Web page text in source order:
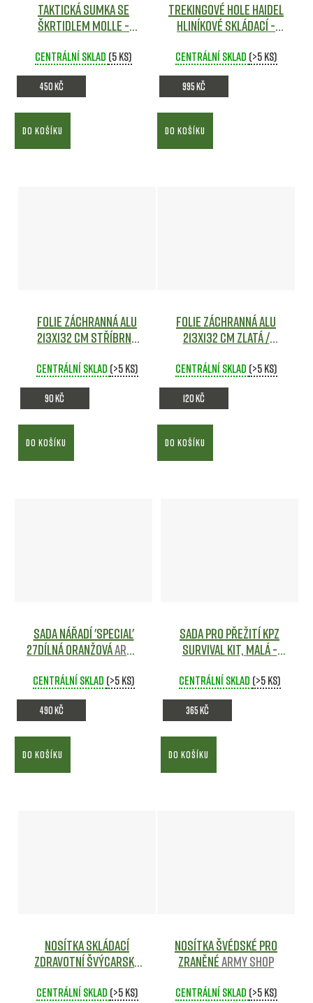
Taktická Sumka se
Škrtidlem MOLLE -
Army shop
Centrální sklad (5 ks)
450 Kč
DO KOŠÍKU
Trekingové hole Haidel
hliníkové skládací -
Centrální sklad (>5 ks)
995 Kč
DO KOŠÍKU
Folie záchranná Alu
213x132 cm STŘÍBRNÁ
Centrální sklad (>5 ks)
90 Kč
DO KOŠÍKU
Folie záchranná Alu
213x132 cm ZLATÁ /
Centrální sklad (>5 ks)
120 Kč
DO KOŠÍKU
Sada nářadí 'SPECIAL'
27dílná ORANŽOVÁArmy
Centrální sklad (>5 ks)
490 Kč
DO KOŠÍKU
Sada pro přežití KPZ
Survival kit, malá -
Centrální sklad (>5 ks)
365 Kč
DO KOŠÍKU
Nosítka skládací
zdravotní ŠVÝCARSKÉ
shop
Centrální sklad (>5 ks)
Nosítka ŠVÉDSKÉ pro
zraněnéArmy shop
Centrální sklad (>5 ks)